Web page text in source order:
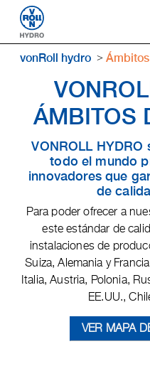
vonRoll hydro
ÁMBITOS
VONROLL
todo el mundo
innovadores que
de
Para poder ofrecer a
este estándar de
instalaciones de
Suiza, Alemania y
Italia, Austria, Polonia,
EE.UU.,
VER MAPA